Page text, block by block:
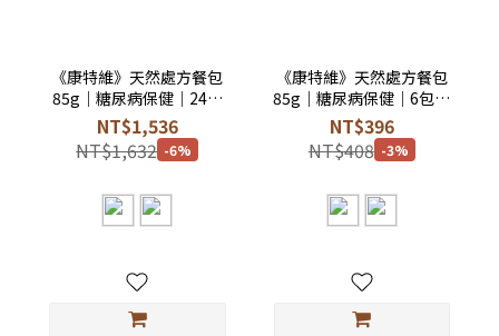
《康特維》天然處方餐包
85g｜糖尿病保健｜24包
組｜貓主食餐包｜
KATTOVIT
NT$1,536
NT$1,632 -6%
《康特維》天然處方餐包
85g｜糖尿病保健｜6包組
｜貓主食餐包｜
KATTOVIT
NT$396
NT$408 -3%